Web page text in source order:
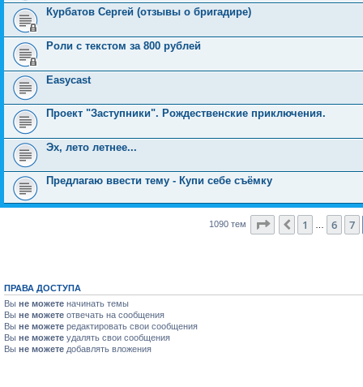
Курбатов Сергей (отзывы о бригадире)
Роли с текстом за 800 рублей
Easycast
Проект "Заступники". Рождественские приключения.
Эх, лето летнее...
Предлагаю ввести тему - Купи себе съёмку
1090 тем Страница из 44
Пред.
1 … 6 7
ПРАВА ДОСТУПА
Вы не можете начинать темы
Вы не можете отвечать на сообщения
Вы не можете редактировать свои сообщения
Вы не можете удалять свои сообщения
Вы не можете добавлять вложения